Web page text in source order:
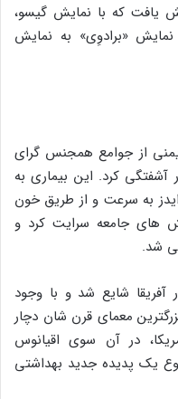
یافت که با نمایش گیسو،
نمایش «برادوِی» به نمایش
از جوامع همجنس‌ گرای
آشفتگی کرد. این بیماری به
به‌ سرعت و از طریق خون
های جامعه سرایت کرد و
شد.
شایع شد و با وجود
معمای قرن‌ شان دچار
در آن سوی اقیانوس
یک پدیده جدید بهداشتی